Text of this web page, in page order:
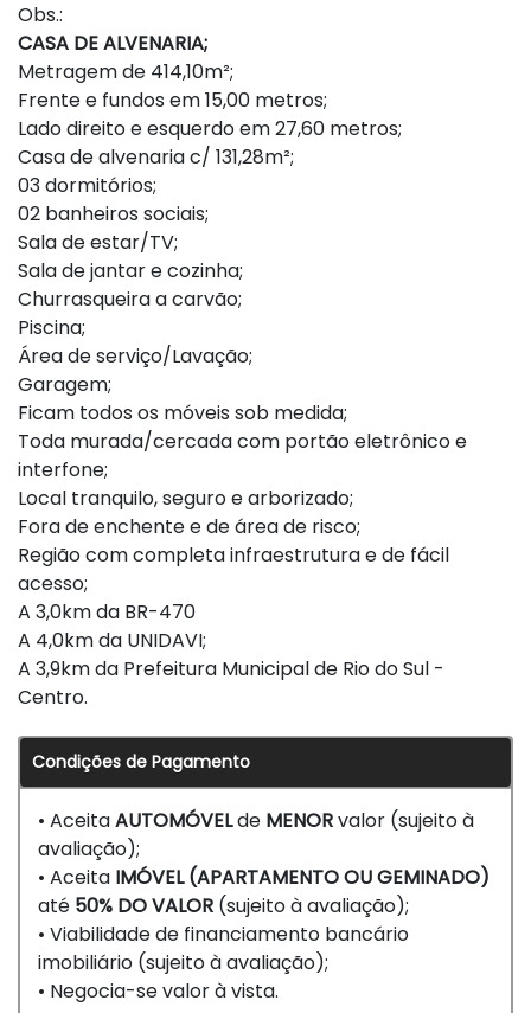
Obs.:
CASA DE ALVENARIA;
Metragem de 414,10m²;
Frente e fundos em 15,00 metros;
Lado direito e esquerdo em 27,60 metros;
Casa de alvenaria c/ 131,28m²;
03 dormitórios;
02 banheiros sociais;
Sala de estar/TV;
Sala de jantar e cozinha;
Churrasqueira a carvão;
Piscina;
Área de serviço/Lavação;
Garagem;
Ficam todos os móveis sob medida;
Toda murada/cercada com portão eletrônico e
interfone;
Local tranquilo, seguro e arborizado;
Fora de enchente e de área de risco;
Região com completa infraestrutura e de fácil
acesso;
A 3,0km da BR-470
A 4,0km da UNIDAVI;
A 3,9km da Prefeitura Municipal de Rio do Sul -
Centro.
Condições de Pagamento
• AceitaAUTOMÓVELde MENORvalor (sujeito à
avaliação);
• Aceita IMÓVEL (APARTAMENTO OU GEMINADO)
até 50% DO VALOR (sujeito à avaliação);
• Viabilidade de financiamento bancário
imobiliário (sujeito à avaliação);
• Negocia-se valor à vista.